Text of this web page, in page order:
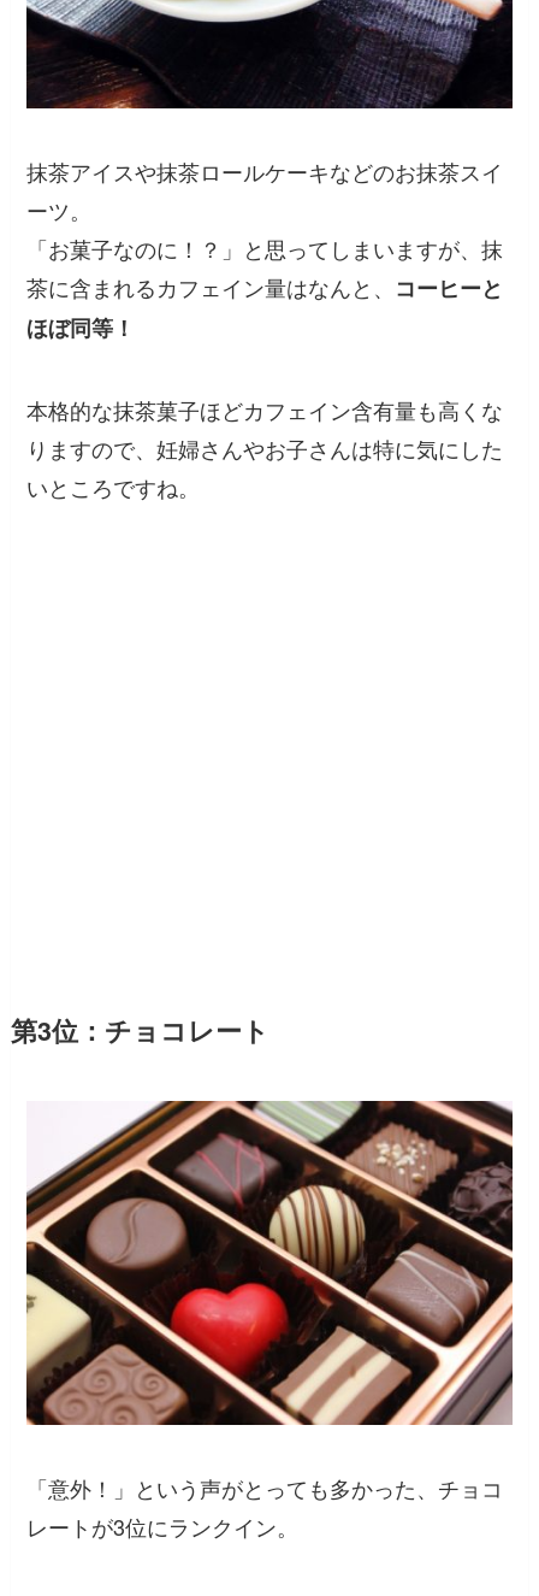
抹茶アイスや抹茶ロールケーキなどのお抹茶スイ
ーツ。
「お菓子なのに！？」と思ってしまいますが、抹
茶に含まれるカフェイン量はなんと、 コーヒーと
ほぼ同等！
本格的な抹茶菓子ほどカフェイン含有量も高くな
りますので、妊婦さんやお子さんは特に気にした
いところですね。
第3位：チョコレート
「意外！」という声がとっても多かった、チョコ
レートが3位にランクイン。